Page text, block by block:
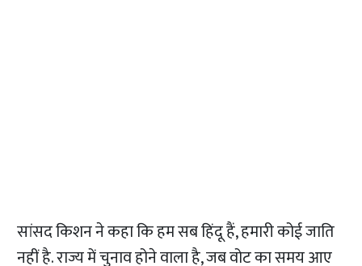
सांसद किशन ने कहा कि हम सब हिंदू हैं, हमारी कोई जाति
नहीं है. राज्य में चुनाव होने वाला है, जब वोट का समय आए